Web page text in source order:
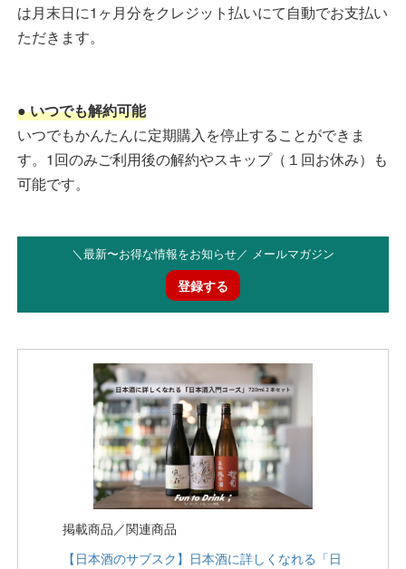
は月末日に1ヶ月分をクレジット払いにて自動でお支払い
ただきます。
● いつでも解約可能
いつでもかんたんに定期購入を停止することができま
す。1回のみご利用後の解約やスキップ（１回お休み）も
可能です。
＼最新〜お得な情報をお知らせ／ メールマガジン
登録する
掲載商品／関連商品
【日本酒のサブスク】日本酒に詳しくなれる「日